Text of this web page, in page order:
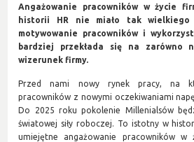
Angażowanie pracowników w życie
historii HR nie miało tak wielkiego
motywowanie pracowników i
bardziej przekłada się na zarówno
wizerunek firmy.
Przed nami nowy rynek pracy, na
pracowników z nowymi oczekiwaniami
Do 2025 roku pokolenie Millenialsów
światowej siły roboczej. To istotny w
umiejętne angażowanie pracowników w